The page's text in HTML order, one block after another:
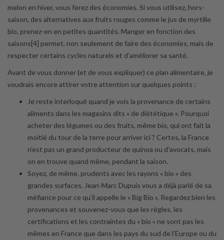
melon en hiver, vous ferez des économies. Si vous utilisez, hors-
saison, des alternatives aux fruits rouges comme le jus de myrtille
bio, prenez-en en petites quantités. Manger en fonction des
saisons[4] permet, non seulement de faire des économies, mais de
respecter certains cycles naturels et d’améliorer sa santé.
Avant de vous donner (et de vous expliquer) ce plan alimentaire, je
voudrais encore attirer votre attention sur quelques points :
Je reste interloqué quand je vois la provenance de certains
aliments dans les magasins dits « de diététique ». Pourquoi
acheter des légumes ou des fruits, même bio, qui ont fait la
moitié du tour de la terre pour arriver ici ? Certes, la France
n’est pas un grand producteur de quinoa ou d’avocats, mais
on en trouve quand même, pendant la saison.
Soyez, de même, prudents avec les rayons « bio » des
grandes surfaces. Jean-Marc Dupuis vous a déjà parlé de sa
méfiance pour ce qu’il appelle le « Big Bio ». Regardez bien les
provenances et souvenez-vous que les règles, les
certifications et les contraintes du « bio » ne sont pas les
mêmes en France que dans les pays du sud de l’Europe ou du